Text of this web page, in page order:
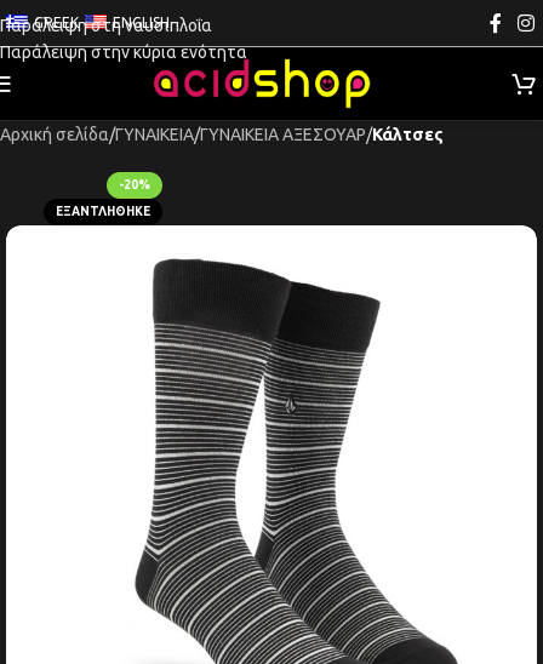
Παράλειψη στη ναυσιπλοΐα
Παράλειψη στην κύρια ενότητα
GREEK ENGLISH
Αρχική σελίδα ΓΥΝΑΙΚΕΙΑ ΓΥΝΑΙΚΕΙΑ ΑΞΕΣΟΥΑΡ Κάλτσες
-20%
ΕΞΑΝΤΛΉΘΗΚΕ